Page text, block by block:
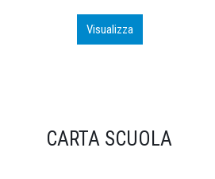
Visualizza
CARTA SCUOLA